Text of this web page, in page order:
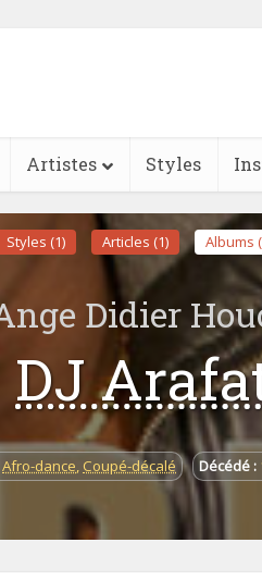
Artistes Styles
Styles (1) Articles (1) Albums
Didier
DJ
Afro-dance, Coupé-décalé Décédé :